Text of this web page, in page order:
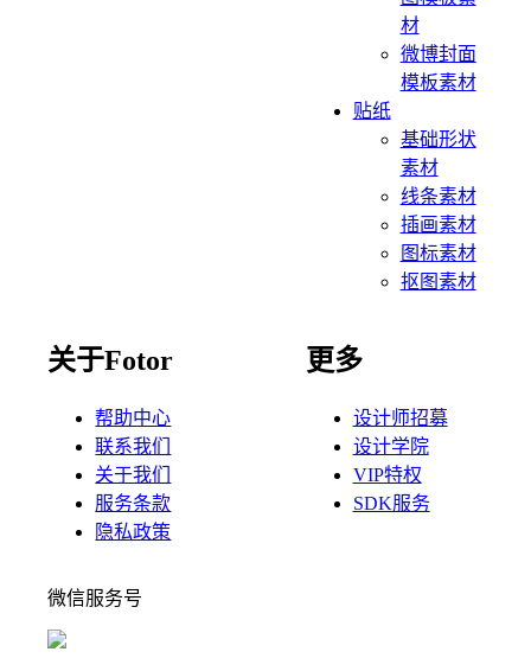
材
微博封面
模板素材
贴纸
基础形状
素材
线条素材
插画素材
图标素材
抠图素材
关于Fotor
帮助中心
联系我们
关于我们
服务条款
隐私政策
更多
设计师招募
设计学院
VIP特权
SDK服务
微信服务号